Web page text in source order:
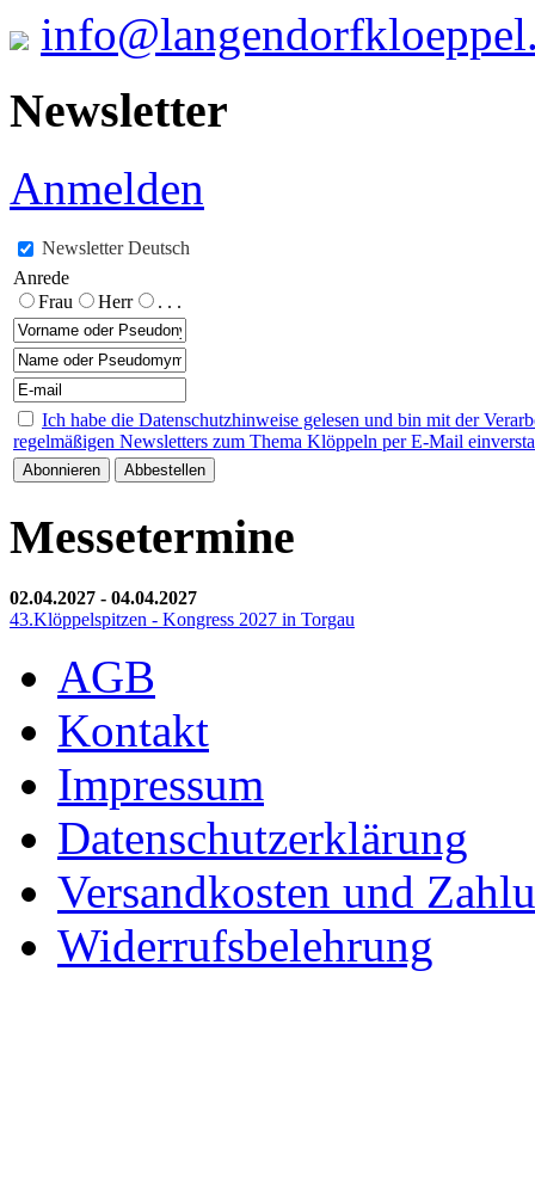
Newsletter
Anmelden
Newsletter Deutsch
Anrede
Frau
Herr . . .
Ich habe die Datenschutzhinweise gelesen und bin mit der
regelmäßigen Newsletters zum Thema Klöppeln per E-Mail
Messetermine
02.04.2027 - 04.04.2027
43.Klöppelspitzen - Kongress 2027 in Torgau
AGB
Kontakt
Impressum
Datenschutzerklärung
Versandkosten und
Widerrufsbelehrung